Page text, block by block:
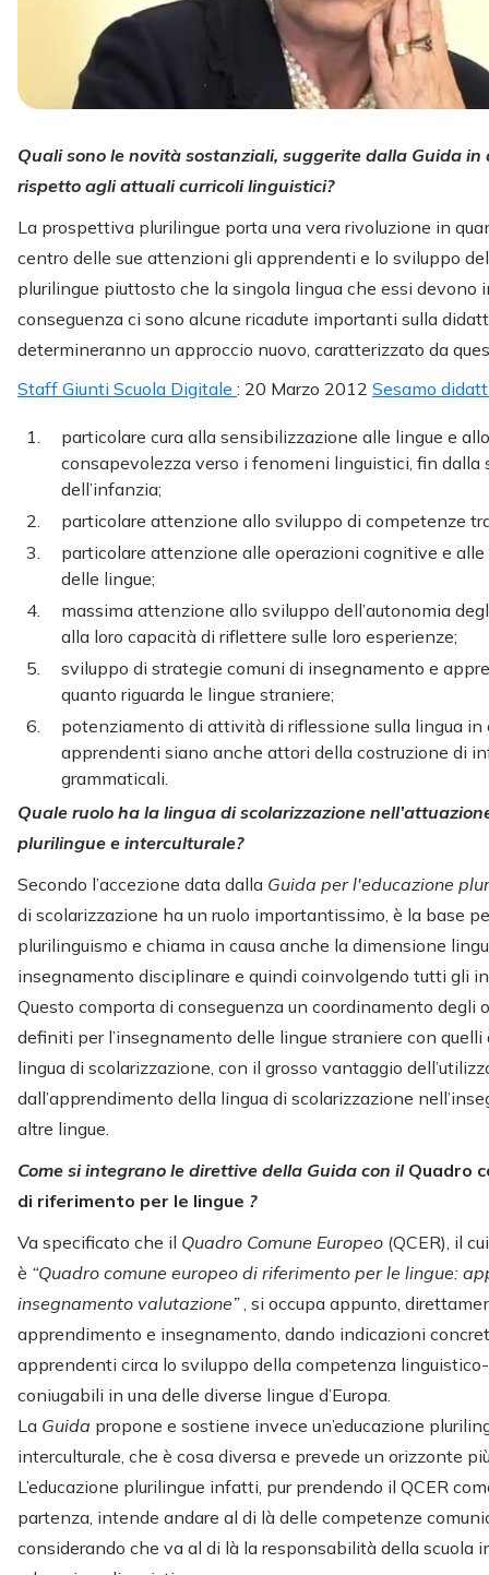
Quali sono le novità sostanziali, suggerite dalla Guida
rispetto agli attuali curricoli linguistici?
La prospettiva plurilingue porta una vera rivoluzione in
centro delle sue attenzioni gli apprendenti e lo sviluppo
plurilingue piuttosto che la singola lingua che essi devono
conseguenza ci sono alcune ricadute importanti sulla
determineranno un approccio nuovo, caratterizzato da
Staff Giunti Scuola Digitale : 20 Marzo 2012 Sesamo
particolare cura alla sensibilizzazione alle lingue e
consapevolezza verso i fenomeni linguistici, fin dalla
dell’infanzia;
particolare attenzione allo sviluppo di competenze
particolare attenzione alle operazioni cognitive e alle
delle lingue;
massima attenzione allo sviluppo dell’autonomia
alla loro capacità di riflettere sulle loro esperienze;
sviluppo di strategie comuni di insegnamento e
quanto riguarda le lingue straniere;
potenziamento di attività di riflessione sulla lingua in
apprendenti siano anche attori della costruzione di
grammaticali.
Quale ruolo ha la lingua di scolarizzazione
plurilingue e interculturale?
Secondo l’accezione data dalla Guida per l'educazione
di scolarizzazione ha un ruolo importantissimo, è la base
plurilinguismo e chiama in causa anche la dimensione
insegnamento disciplinare e quindi coinvolgendo tutti gli
Questo comporta di conseguenza un coordinamento degli
definiti per l’insegnamento delle lingue straniere con
lingua di scolarizzazione, con il grosso vantaggio
dall’apprendimento della lingua di scolarizzazione
altre lingue.
Come si integrano le direttive della Guida con il Quadro
di riferimento per le lingue ?
Va specificato che il Quadro Comune Europeo (QCER), il
è “Quadro comune europeo di riferimento per le lingue:
insegnamento valutazione”, si occupa appunto,
apprendimento e insegnamento, dando indicazioni
apprendenti circa lo sviluppo della competenza
coniugabili in una delle diverse lingue d’Europa.
La Guida propone e sostiene invece un’educazione
interculturale, che è cosa diversa e prevede un orizzonte
L’educazione plurilingue infatti, pur prendendo il QCER
partenza, intende andare al di là delle competenze
considerando che va al di là la responsabilità della scuola